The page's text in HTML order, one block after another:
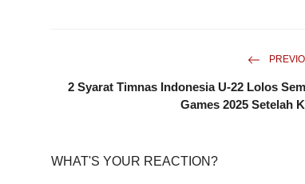
2 Syarat Timnas Indonesia U-22 Lolos
Games 2025 Setelah
WHAT'S YOUR REACTION?